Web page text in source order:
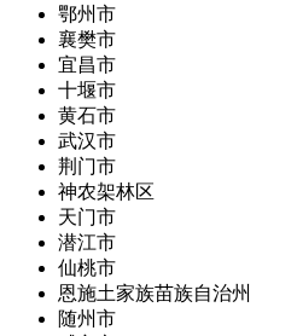
鄂州市
襄樊市
宜昌市
十堰市
黄石市
武汉市
荆门市
神农架林区
天门市
潜江市
仙桃市
恩施土家族苗族自治州
随州市